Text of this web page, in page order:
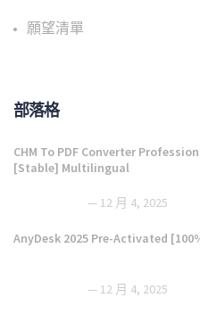
願望清單
部落格
CHM To PDF Converter
[Stable] Multilingual
12 月 4, 2025
AnyDesk 2025 Pre-Activated
12 月 4, 2025